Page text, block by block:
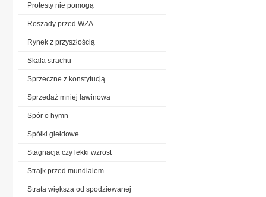
Protesty nie pomogą
Roszady przed WZA
Rynek z przyszłością
Skala strachu
Sprzeczne z konstytucją
Sprzedaż mniej lawinowa
Spór o hymn
Spółki giełdowe
Stagnacja czy lekki wzrost
Strajk przed mundialem
Strata większa od spodziewanej